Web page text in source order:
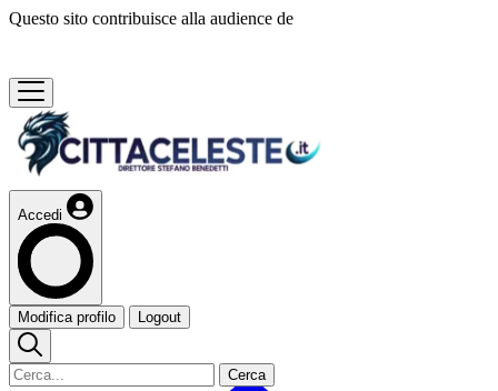
Questo sito contribuisce alla audience de
Accedi
Modifica profilo Logout
Cerca